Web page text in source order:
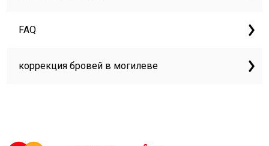
FAQ
коррекция бровей в могилеве